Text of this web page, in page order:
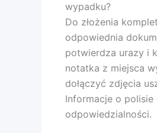
wypadku?
Do złożenia
odpowiednia
potwierdza urazy i
notatka z miejsca
dołączyć zdjęcia
Informacje o
odpowiedzialności.